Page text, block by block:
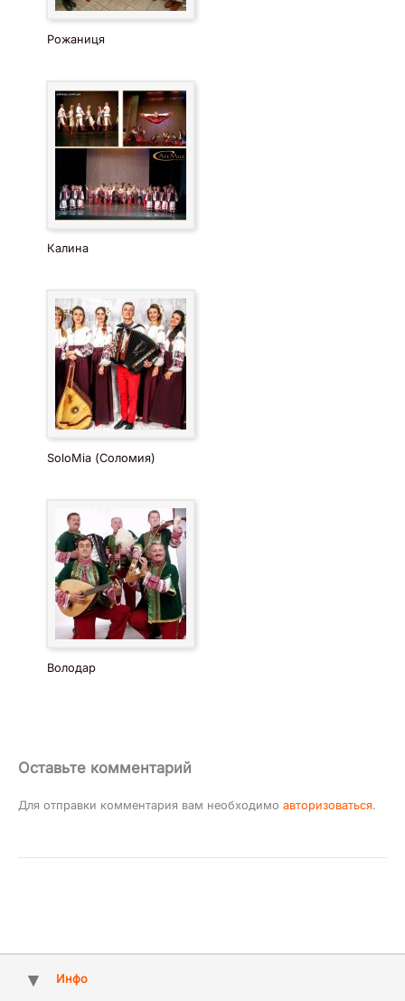
Рожаниця
Калина
SoloMia (Соломия)
Володар
Оставьте комментарий
Для отправки комментария вам необходимо авторизоваться.
Инфо